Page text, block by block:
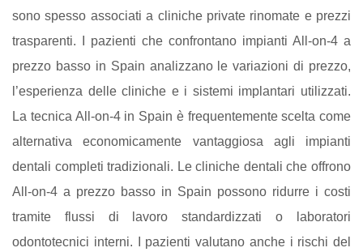
sono spesso associati a cliniche private rinomate e prezzi
trasparenti. I pazienti che confrontano impianti All-on-4 a
prezzo basso in Spain analizzano le variazioni di prezzo,
l’esperienza delle cliniche e i sistemi implantari utilizzati.
La tecnica All-on-4 in Spain è frequentemente scelta come
alternativa economicamente vantaggiosa agli impianti
dentali completi tradizionali. Le cliniche dentali che offrono
All-on-4 a prezzo basso in Spain possono ridurre i costi
tramite flussi di lavoro standardizzati o laboratori
odontotecnici interni. I pazienti valutano anche i rischi del